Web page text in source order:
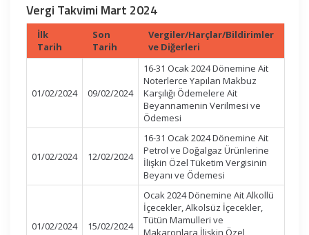
Vergi Takvimi Mart 2024
İlk
Tarih
Son
Tarih
Vergiler/Harçlar/Bildirimler
ve Diğerleri
01/02/2024 09/02/2024
16-31 Ocak 2024 Dönemine Ait
Noterlerce Yapılan Makbuz
Karşılığı Ödemelere Ait
Beyannamenin Verilmesi ve
Ödemesi
01/02/2024 12/02/2024
16-31 Ocak 2024 Dönemine Ait
Petrol ve Doğalgaz Ürünlerine
İlişkin Özel Tüketim Vergisinin
Beyanı ve Ödemesi
01/02/2024 15/02/2024
Ocak 2024 Dönemine Ait Alkollü
İçecekler, Alkolsüz İçecekler,
Tütün Mamulleri ve
Makaronlara İlişkin Özel